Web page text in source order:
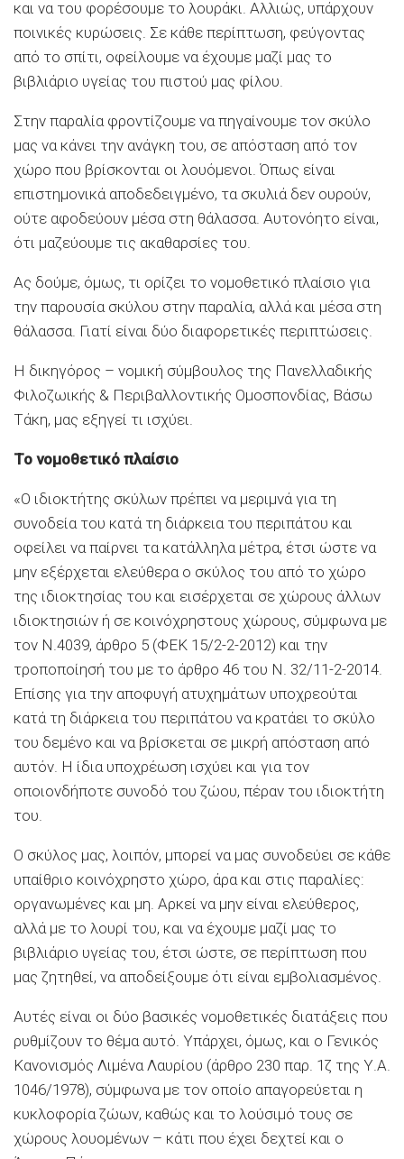
και να του φορέσουμε το λουράκι. Αλλιώς, υπάρχουν
ποινικές κυρώσεις. Σε κάθε περίπτωση, φεύγοντας
από το σπίτι, οφείλουμε να έχουμε μαζί μας το
βιβλιάριο υγείας του πιστού μας φίλου.
Στην παραλία φροντίζουμε να πηγαίνουμε τον σκύλο
μας να κάνει την ανάγκη του, σε απόσταση από τον
χώρο που βρίσκονται οι λουόμενοι. Όπως είναι
επιστημονικά αποδεδειγμένο, τα σκυλιά δεν ουρούν,
ούτε αφοδεύουν μέσα στη θάλασσα. Αυτονόητο είναι,
ότι μαζεύουμε τις ακαθαρσίες του.
Ας δούμε, όμως, τι ορίζει το νομοθετικό πλαίσιο για
την παρουσία σκύλου στην παραλία, αλλά και μέσα στη
θάλασσα. Γιατί είναι δύο διαφορετικές περιπτώσεις.
Η δικηγόρος – νομική σύμβουλος της Πανελλαδικής
Φιλοζωικής & Περιβαλλοντικής Ομοσπονδίας, Βάσω
Τάκη, μας εξηγεί τι ισχύει.
Το νομοθετικό πλαίσιο
«Ο ιδιοκτήτης σκύλων πρέπει να μεριμνά για τη
συνοδεία του κατά τη διάρκεια του περιπάτου και
οφείλει να παίρνει τα κατάλληλα μέτρα, έτσι ώστε να
μην εξέρχεται ελεύθερα ο σκύλος του από το χώρο
της ιδιοκτησίας του και εισέρχεται σε χώρους άλλων
ιδιοκτησιών ή σε κοινόχρηστους χώρους, σύμφωνα με
τον Ν.4039, άρθρο 5 (ΦΕΚ 15/2-2-2012) και την
τροποποίησή του με το άρθρο 46 του Ν. 32/11-2-2014.
Επίσης για την αποφυγή ατυχημάτων υποχρεούται
κατά τη διάρκεια του περιπάτου να κρατάει το σκύλο
του δεμένο και να βρίσκεται σε μικρή απόσταση από
αυτόν. Η ίδια υποχρέωση ισχύει και για τον
οποιονδήποτε συνοδό του ζώου, πέραν του ιδιοκτήτη
του.
Ο σκύλος μας, λοιπόν, μπορεί να μας συνοδεύει σε κάθε
υπαίθριο κοινόχρηστο χώρο, άρα και στις παραλίες:
οργανωμένες και μη. Αρκεί να μην είναι ελεύθερος,
αλλά με το λουρί του, και να έχουμε μαζί μας το
βιβλιάριο υγείας του, έτσι ώστε, σε περίπτωση που
μας ζητηθεί, να αποδείξουμε ότι είναι εμβολιασμένος.
Αυτές είναι οι δύο βασικές νομοθετικές διατάξεις που
ρυθμίζουν το θέμα αυτό. Υπάρχει, όμως, και ο Γενικός
Κανονισμός Λιμένα Λαυρίου (άρθρο 230 παρ. 1ζ της Υ.Α.
1046/1978), σύμφωνα με τον οποίο απαγορεύεται η
κυκλοφορία ζώων, καθώς και το λούσιμό τους σε
χώρους λουομένων – κάτι που έχει δεχτεί και ο